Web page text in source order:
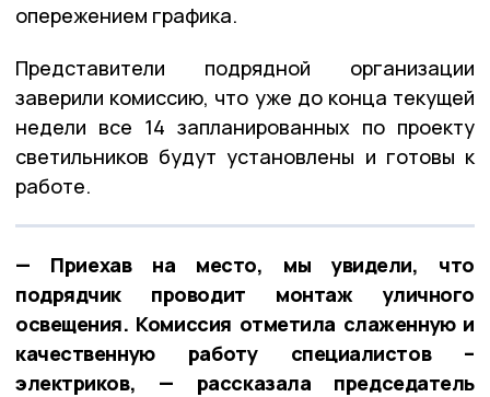
опережением графика.
Представители подрядной организации
заверили комиссию, что уже до конца текущей
недели все 14 запланированных по проекту
светильников будут установлены и готовы к
работе.
— Приехав на место, мы увидели, что
подрядчик проводит монтаж уличного
освещения. Комиссия отметила слаженную и
качественную работу специалистов –
электриков, — рассказала председатель